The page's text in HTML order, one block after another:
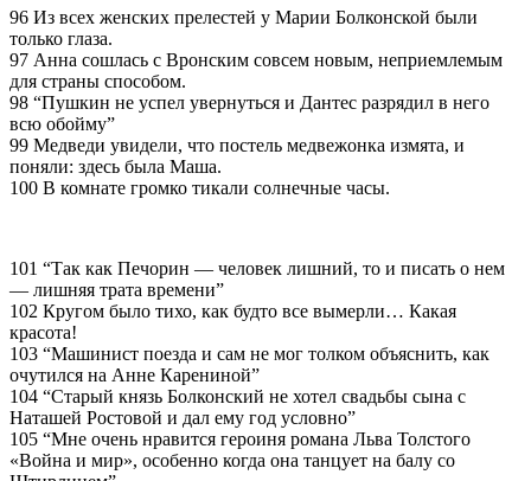
96 Из всех женских прелестей у Марии Болконской были
только глаза.
97 Анна сошлась с Вронским совсем новым, неприемлемым
для страны способом.
98 “Пушкин не успел увернуться и Дантес разрядил в него
всю обойму”
99 Медведи увидели, что постель медвежонка измята, и
поняли: здесь была Маша.
100 В комнате громко тикали солнечные часы.
101 “Так как Печорин — человек лишний, то и писать о нем
— лишняя трата времени”
102 Кругом было тихо, как будто все вымерли… Какая
красота!
103 “Машинист поезда и сам не мог толком объяснить, как
очутился на Анне Карениной”
104 “Старый князь Болконский не хотел свадьбы сына с
Hаташей Ростовой и дал ему год условно”
105 “Мне очень нравится героиня романа Льва Толстого
«Война и мир», особенно когда она танцует на балу со